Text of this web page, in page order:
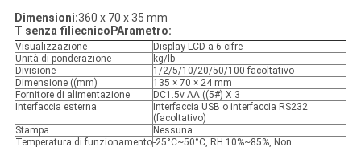
Dimensioni:360 x 70 x 35 mm
T senza filiecnico PArametro:
Visualizzazione
Display LCD a 6 cifre
Unità di ponderazione
kg/lb
Divisione
1/2/5/10/20/50/100 facoltativo
Dimensione ((mm)
135 × 70 × 24 mm
Fornitore di alimentazione
DC1.5v AA ((5#) X 3
Interfaccia esterna
Interfaccia USB o interfaccia RS232
(facoltativo)
Stampa
Nessuna
Temperatura di funzionamento-25°C~50°C, RH 10%~85%, Non